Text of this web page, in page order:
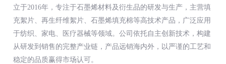
立于2016年，专注于石墨烯材料及衍生品的研发与生产，主营填
充絮片、再生纤维絮片、石墨烯填充棉等高技术产品，广泛应用
于纺织、家电、医疗器械等领域。公司依托自主创新技术，构建
从研发到销售的完整产业链，产品远销海内外，以严谨的工艺和
稳定的品质赢得市场认可。